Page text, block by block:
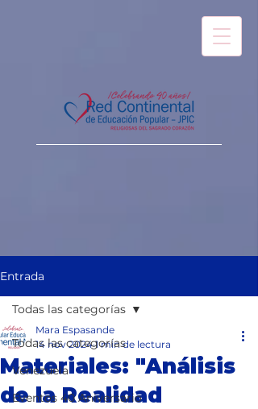
Entrada
Todas las categorías
Venezuela
Eventos 40 Aniversario
Todas las categorías
Materiales: "Análisis
de la Realidad
Mara Espasande
14 nov 2024 1 min de lectura